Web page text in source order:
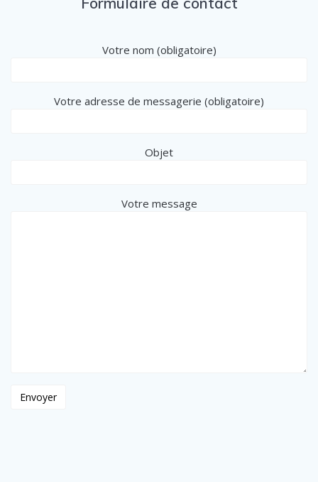
Votre nom (obligatoire)
Votre adresse de messagerie (obligatoire)
Objet
Votre message